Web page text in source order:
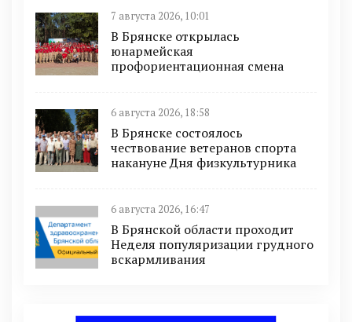
7 августа 2026, 10:01
В Брянске открылась
юнармейская
профориентационная смена
6 августа 2026, 18:58
В Брянске состоялось
чествование ветеранов спорта
накануне Дня физкультурника
6 августа 2026, 16:47
В Брянской области проходит
Неделя популяризации грудного
вскармливания